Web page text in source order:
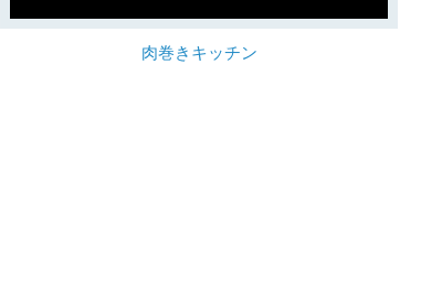
肉巻きキッチン